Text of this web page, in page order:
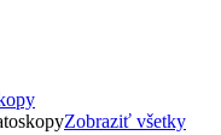
Zobraziť všetky